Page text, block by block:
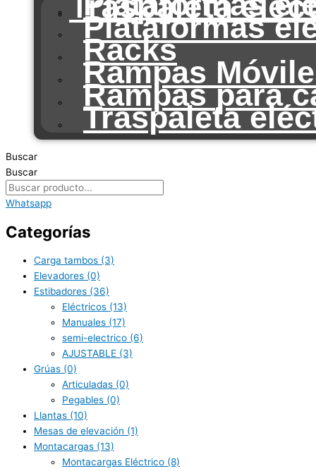
Plataformas
Racks
Rampas
Rampas para
Traspaleta
Buscar
Buscar
Whatsapp
Categorías
Carga tambos (3)
Elevadores (0)
Estibadores (36)
Eléctricos (13)
Manuales (17)
semi-electrico (6)
AJUSTABLE (3)
Grúas (0)
Articuladas (0)
Pegables (0)
Llantas (10)
Mesas de elevación (1)
Montacargas (13)
Montacargas Eléctrico (8)